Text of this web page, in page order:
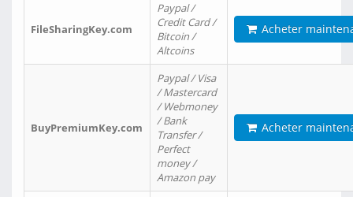
FileSharingKey.com
Paypal /
Credit Card /
Bitcoin /
Altcoins
Acheter
BuyPremiumKey.com
Paypal / Visa
/ Mastercard
/ Webmoney
/ Bank
Transfer /
Perfect
money /
Amazon pay
Acheter